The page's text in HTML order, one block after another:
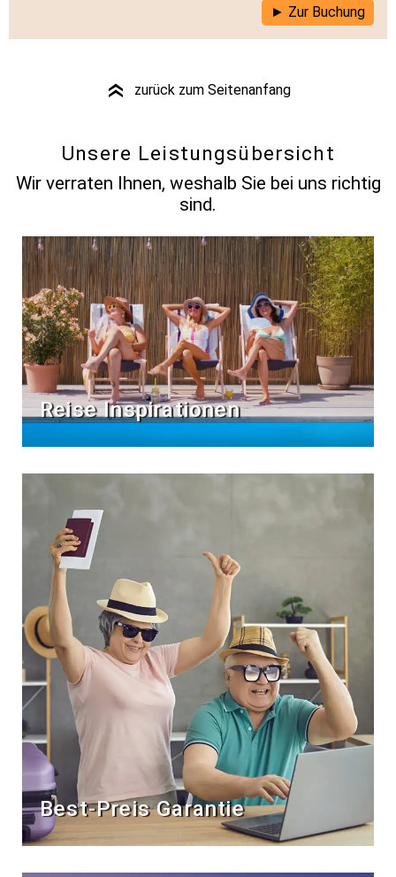
Zur Buchung
» zurück zum Seitenanfang
Unsere Leistungsübersicht
Wir verraten Ihnen, weshalb Sie bei uns richtig
sind.
Reise Inspirationen
Best-Preis Garantie